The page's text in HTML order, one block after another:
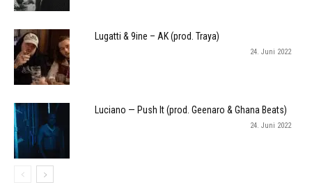
Lugatti & 9ine – AK (prod. Traya)
24. Juni 2022
Luciano — Push It (prod. Geenaro & Ghana Beats)
24. Juni 2022